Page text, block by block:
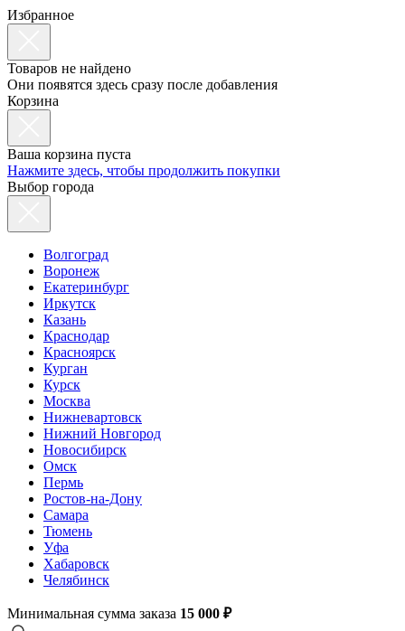
Избранное
Товаров не найдено
Они появятся здесь сразу после добавления
Корзина
Ваша корзина пуста
Нажмите здесь, чтобы продолжить покупки
Выбор города
Волгоград
Воронеж
Екатеринбург
Иркутск
Казань
Краснодар
Красноярск
Курган
Курск
Москва
Нижневартовск
Нижний Новгород
Новосибирск
Омск
Пермь
Ростов-на-Дону
Самара
Тюмень
Уфа
Хабаровск
Челябинск
Минимальная сумма заказа 15 000 ₽